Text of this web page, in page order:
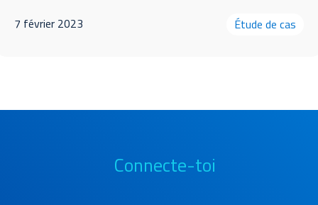
7 février 2023
Étude de cas
Connecte-toi